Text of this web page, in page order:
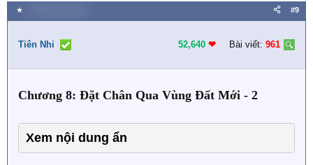
a
c
i
n
:
★ #9
Tiên Nhi 52,640 ❤︎ Bài viết: 961
Chương 8: Đặt Chân Qua Vùng Đất Mới - 2
Xem nội dung ẩn